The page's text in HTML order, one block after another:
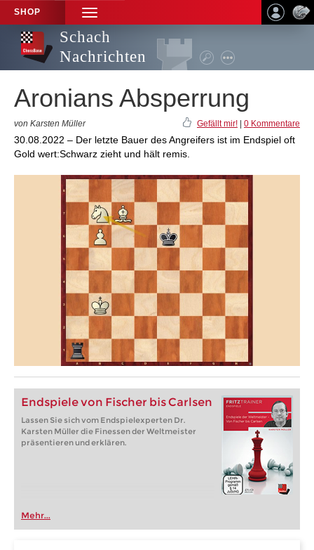
SHOP
TOGGLE
NAVIGATION
Schach
Nachrichten
Aronians Absperrung
von Karsten Müller Gefällt mir! 0 Kommentare
30.08.2022 – Der letzte Bauer des Angreifers ist im Endspiel oft
Gold wert:Schwarz zieht und hält remis.
Endspiele von Fischer bis Carlsen
Lassen Sie sich vom Endspielexperten Dr.
Karsten Müller die Finessen der Weltmeister
präsentieren und erklären.
Mehr...